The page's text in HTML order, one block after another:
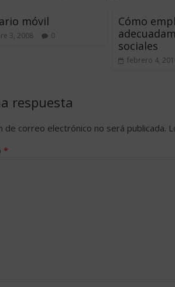
móvil
3, 2008 0
Cómo
sociales
febrero 4,
respuesta
de correo electrónico no será publicada.
*